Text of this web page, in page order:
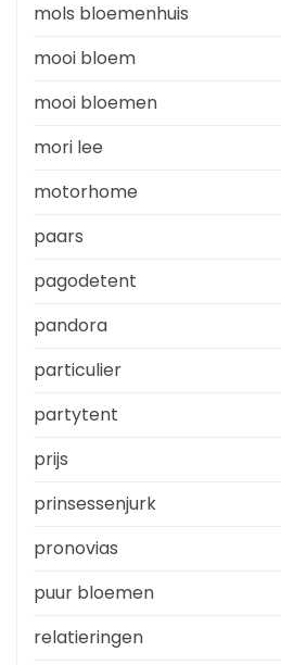
mols bloemenhuis
mooi bloem
mooi bloemen
mori lee
motorhome
paars
pagodetent
pandora
particulier
partytent
prijs
prinsessenjurk
pronovias
puur bloemen
relatieringen